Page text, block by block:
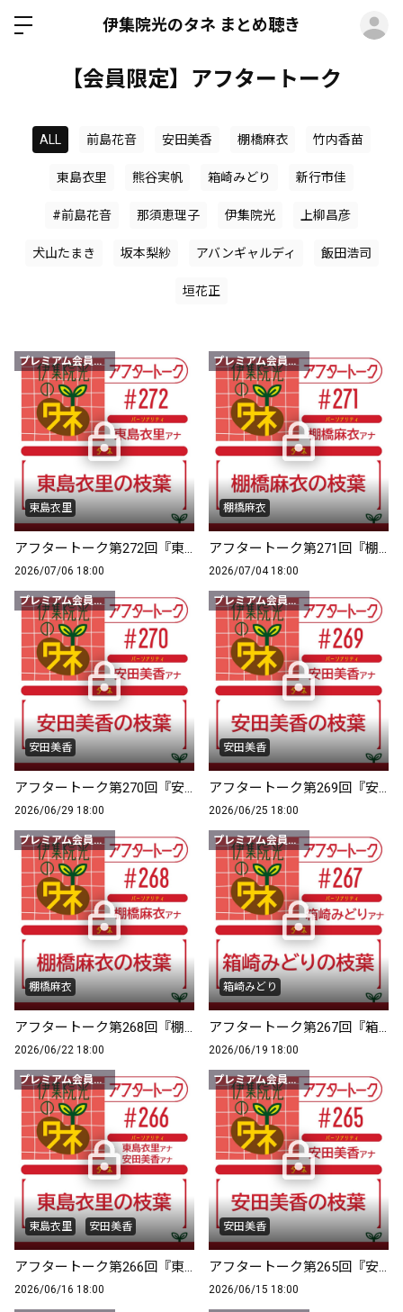
伊集院光のタネ まとめ聴き
【会員限定】アフタートーク
ALL 前島花音 安田美香 棚橋麻衣 竹内香苗
東島衣里 熊谷実帆 箱崎みどり 新行市佳
#前島花音 那須恵理子 伊集院光 上柳昌彦
犬山たまき 坂本梨紗 アバンギャルディ 飯田浩司
垣花正
プレミアム会員限定
東島衣里
アフタートーク第272回『東島衣里の枝葉』
2026/07/06 18:00
プレミアム会員限定
棚橋麻衣
アフタートーク第271回『棚橋麻衣の枝葉』
2026/07/04 18:00
プレミアム会員限定
安田美香
アフタートーク第270回『安田美香の枝葉』
2026/06/29 18:00
プレミアム会員限定
安田美香
アフタートーク第269回『安田美香の枝葉』
2026/06/25 18:00
プレミアム会員限定
棚橋麻衣
アフタートーク第268回『棚橋麻衣の枝葉』
2026/06/22 18:00
プレミアム会員限定
箱崎みどり
アフタートーク第267回『箱崎みどりの枝葉』
2026/06/19 18:00
プレミアム会員限定
東島衣里 安田美香
アフタートーク第266回『東島衣里の枝葉』
2026/06/16 18:00
プレミアム会員限定
安田美香
アフタートーク第265回『安田美香の枝葉』
2026/06/15 18:00